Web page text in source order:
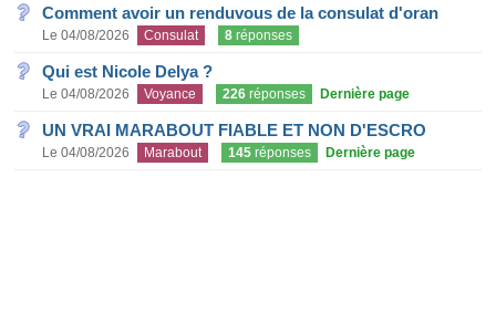
Comment avoir un renduvous de la consulat d'oran
Le 04/08/2026 Consulat 8 réponses
Qui est Nicole Delya ?
Le 04/08/2026 Voyance 226 réponses Dernière page
UN VRAI MARABOUT FIABLE ET NON D'ESCRO
Le 04/08/2026 Marabout 145 réponses Dernière page